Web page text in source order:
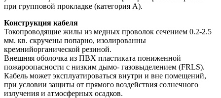
при групповой прокладке (категория А).
Конструкция кабеля
Токопроводящие жилы из медных проволок сечением 0.2-2.5
мм. кв. скручены попарно, изолированны
кремнийорганической резиной.
Внешняя оболочка из ПВХ пластиката пониженной
пожароопасности с низким дымо- газовыделением (FRLS).
Кабель может эксплуатироваться внутри и вне помещений,
при условии защиты от прямого воздействия солнечного
излучения и атмосферных осадков.